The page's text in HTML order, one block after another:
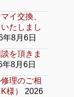
イ交換、
たしまし
年8月6日
を頂きま
年8月6日
理のご相
様）
2026